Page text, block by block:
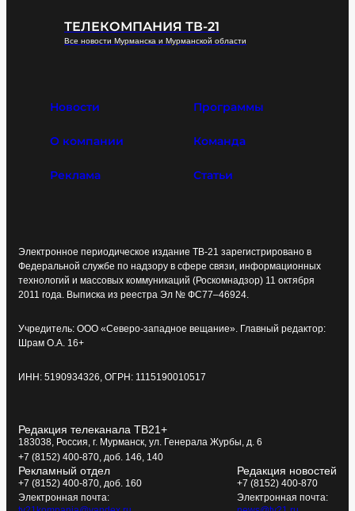
ТЕЛЕКОМПАНИЯ ТВ-21
Все новости Мурманска и Мурманской области
Новости Программы
О компании Команда
Реклама Статьи
Электронное периодическое издание ТВ-21 зарегистрировано в
Федеральной службе по надзору в сфере связи, информационных
технологий и массовых коммуникаций (Роскомнадзор) 11 октября
2011 года. Выписка из реестра Эл № ФС77–46924.
Учредитель: ООО «Северо-западное вещание». Главный редактор:
Шрам О.А. 16+
ИНН: 5190934326, ОГРН: 1115190010517
Редакция телеканала ТВ21+
183038, Россия, г. Мурманск, ул. Генерала Журбы, д. 6
+7 (8152) 400-870, доб. 146, 140
Рекламный отдел
+7 (8152) 400-870, доб. 160
Электронная почта:
Редакция новостей
+7 (8152) 400-870
Электронная почта: